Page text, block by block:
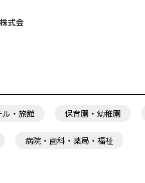
式会
ル・旅館 保育園・幼稚園
病院・歯科・薬局・福祉